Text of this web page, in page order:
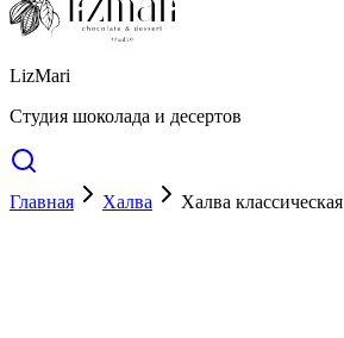
LizMari
Студия шоколада и десертов
Главная Халва Халва классическая